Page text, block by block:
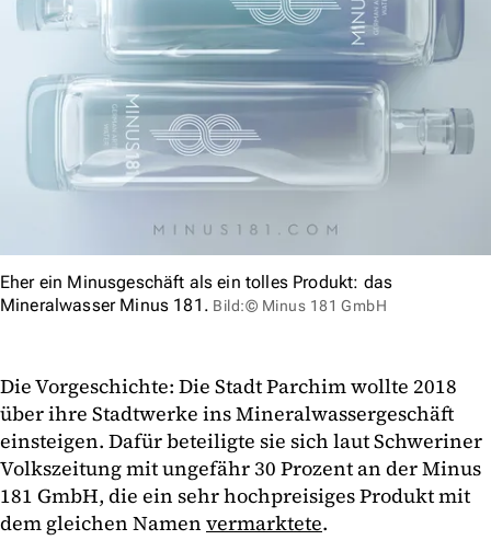
Eher ein Minusgeschäft als ein tolles Produkt: das
Mineralwasser Minus 181. Bild:© Minus 181 GmbH
Die Vorgeschichte: Die Stadt Parchim wollte 2018
über ihre Stadtwerke ins Mineralwassergeschäft
einsteigen. Dafür beteiligte sie sich laut Schweriner
Volkszeitung mit ungefähr 30 Prozent an der Minus
181 GmbH, die ein sehr hochpreisiges Produkt mit
dem gleichen Namen vermarktete.